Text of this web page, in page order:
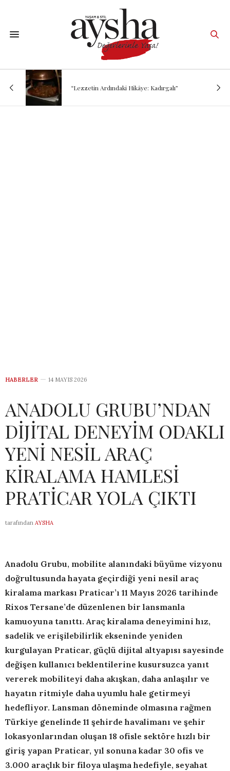
“Lezzetin Ardındaki Hikâye: Kadırgalı”
HABERLER 14 MAYIS 2026
ANADOLU GRUBU’NDAN
DİJİTAL DENEYİM ODAKLI
YENİ NESİL ARAÇ
KİRALAMA HAMLESİ
PRATİCAR YOLA ÇIKTI
tarafından AYSHA
Anadolu Grubu, mobilite alanındaki büyüme vizyonu
doğrultusunda hayata geçirdiği yeni nesil araç
kiralama markası Praticar’ı 11 Mayıs 2026 tarihinde
Rixos Tersane’de düzenlenen bir lansmanla
kamuoyuna tanıttı. Araç kiralama deneyimini hız,
sadelik ve erişilebilirlik ekseninde yeniden
kurgulayan Praticar, güçlü dijital altyapısı sayesinde
değişen kullanıcı beklentilerine kusursuzca yanıt
vererek mobiliteyi daha akışkan, daha anlaşılır ve
hayatın ritmiyle daha uyumlu hale getirmeyi
hedefliyor. Lansman döneminde olmasına rağmen
Türkiye genelinde 11 şehirde havalimanı ve şehir
lokasyonlarından oluşan 18 ofisle sektöre hızlı bir
giriş yapan Praticar, yıl sonuna kadar 30 ofis ve
3.000 araçlık bir filoya ulaşma hedefiyle, seyahat